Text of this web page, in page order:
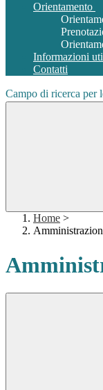
Orientamento
Informazioni
Contatti
Campo di ricerca per
Home >